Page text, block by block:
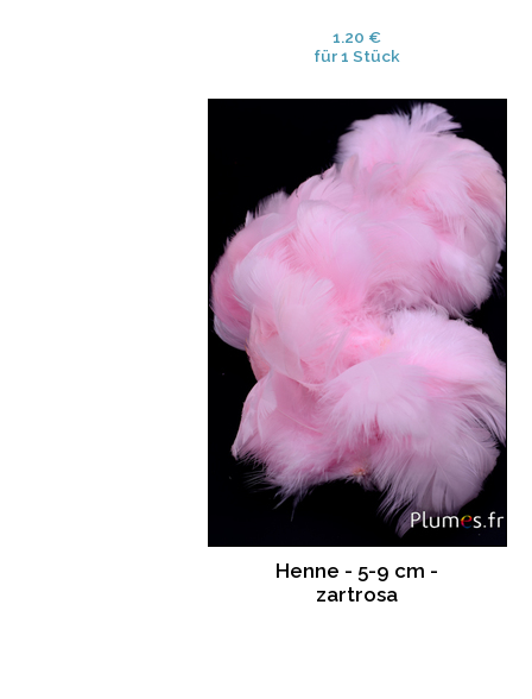
1.20 €
für 1 Stück
Henne - 5-9 cm -
zartrosa